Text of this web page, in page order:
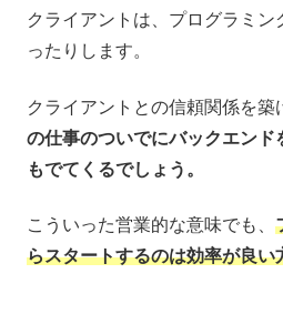
クライアントは、プログラミ
ったりします。
クライアントとの信頼関係を築
の仕事のついでにバックエンド
もでてくるでしょう。
こういった営業的な意味でも、
らスタートするのは効率が良い